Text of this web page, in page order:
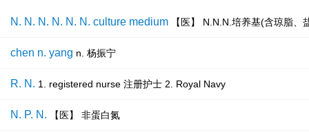
N. N. N. N. N. N. culture medium 【医】 N.N.N.培养基(含琼脂
chen n. yang n. 杨振宁
R. N. 1. registered nurse 注册护士 2. Royal Navy
N. P. N. 【医】 非蛋白氮